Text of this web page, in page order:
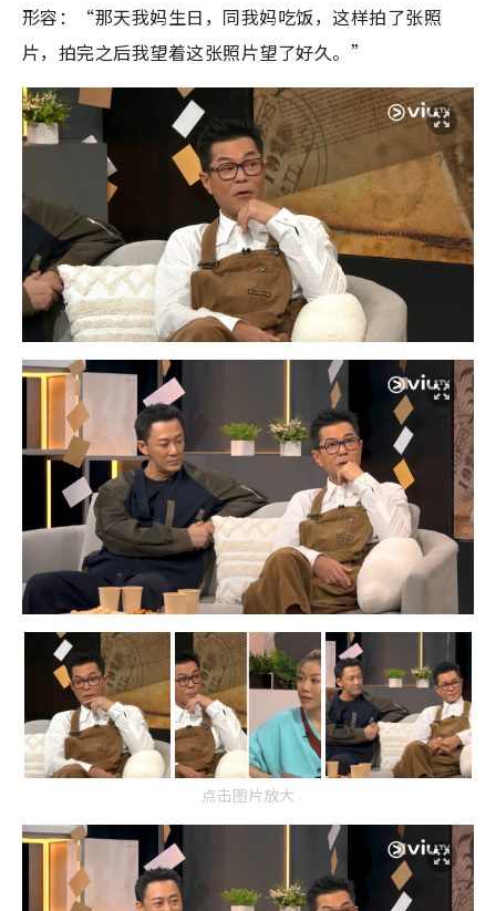
形容：“那天我妈生日，同我妈吃饭，这样拍了张照
片，拍完之后我望着这张照片望了好久。”
点击图片放大